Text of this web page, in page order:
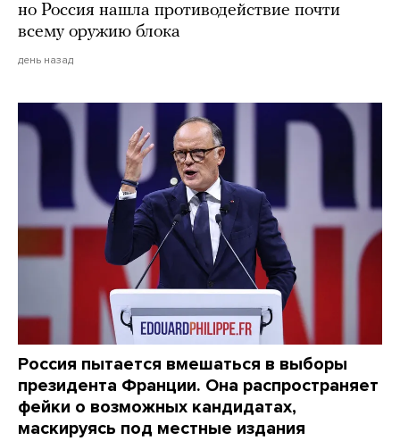
но Россия нашла противодействие почти
всему оружию блока
день назад
Россия пытается вмешаться в выборы
президента Франции. Она распространяет
фейки о возможных кандидатах,
маскируясь под местные издания